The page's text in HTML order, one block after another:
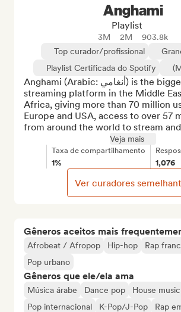
Gêneros aceitos mais
Afrobeat / Afropop Hip-hop Rap
Pop urbano
Gêneros que ele/ela ama
Música árabe Dance pop
House music
Pop internacional
K-Pop/J-Pop
Rap
Anghami
Playlist
3M 2M
903.8k
Top curador/profissional
Playlist Certificada do Spotify
Anghami (Arabic: أنغامي‎) is the biggest music
streaming platform in the Middle
Africa, giving more than 70 million
Europe and USA, access to over 57
from around the world to stream
Veja mais
Taxa de compartilhamento
1% 1,076
Ver curadores